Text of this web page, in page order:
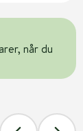
når du